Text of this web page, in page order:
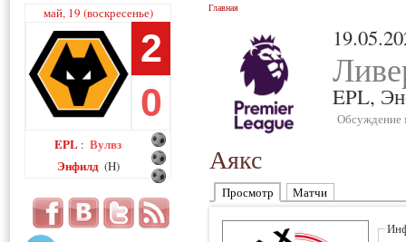
май, 19 (воскресенье)
2
0
EPL : Вулвз
Энфилд (H)
Главная
EPL,
Аякс
Просмотр Матчи